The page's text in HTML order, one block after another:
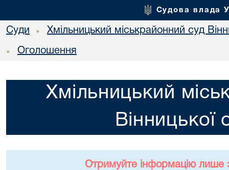
Судова влада
Суди • Хмільницький міськрайонний суд
• Оголошення
Хмільницький
Вінницької
Отримуйте інформацію лише